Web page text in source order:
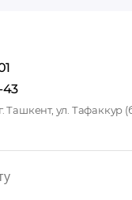
43
Ташкент, ул. Тафаккур